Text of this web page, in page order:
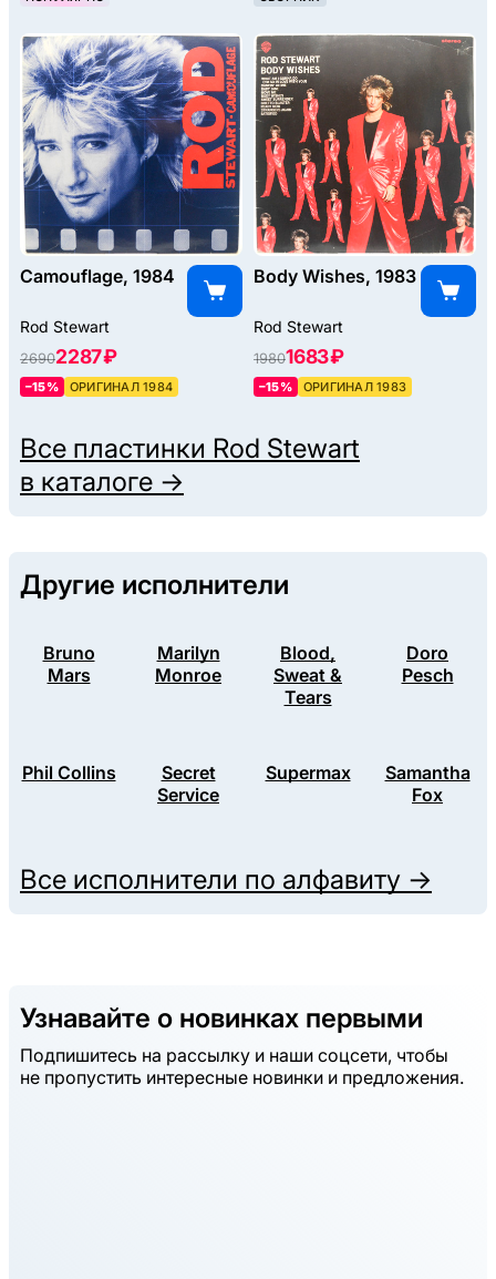
Camouflage, 1984
Rod Stewart
26902287 ₽
–15% ОРИГИНАЛ 1984
Body Wishes, 1983
Rod Stewart
19801683 ₽
–15% ОРИГИНАЛ 1983
Все пластинки Rod Stewart
в каталоге →
Другие исполнители
Bruno
Mars
Marilyn
Monroe
Blood,
Sweat &
Tears
Doro
Pesch
Phil Collins
Secret
Service
Supermax
Samantha
Fox
Все исполнители по алфавиту →
Узнавайте о новинках первыми
Подпишитесь на рассылку и наши соцсети, чтобы
не пропустить интересные новинки и предложения.